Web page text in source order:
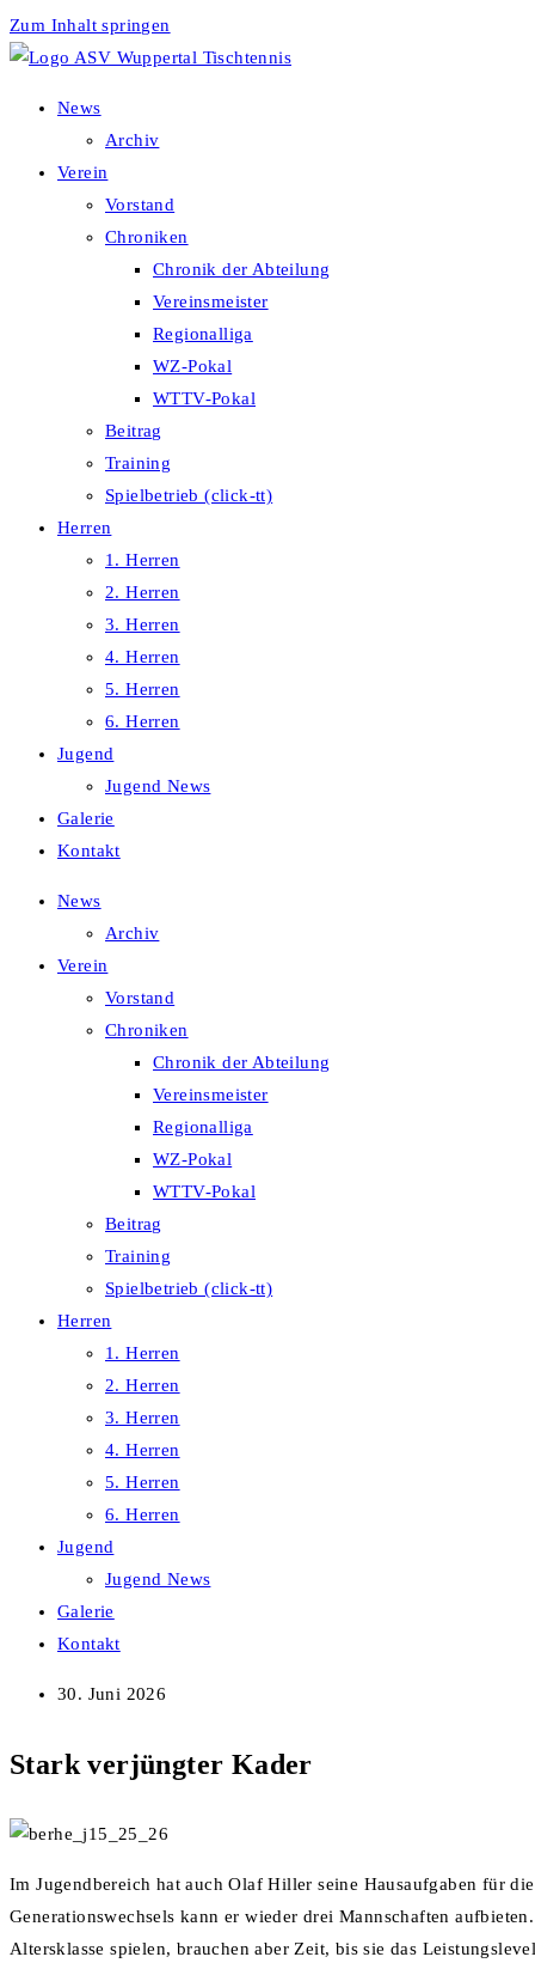
Zum Inhalt springen
News
Archiv
Verein
Vorstand
Chroniken
Chronik der Abteilung
Vereinsmeister
Regionalliga
WZ-Pokal
WTTV-Pokal
Beitrag
Training
Spielbetrieb (click-tt)
Herren
1. Herren
2. Herren
3. Herren
4. Herren
5. Herren
6. Herren
Jugend
Jugend News
Galerie
Kontakt
News
Archiv
Verein
Vorstand
Chroniken
Chronik der Abteilung
Vereinsmeister
Regionalliga
WZ-Pokal
WTTV-Pokal
Beitrag
Training
Spielbetrieb (click-tt)
Herren
1. Herren
2. Herren
3. Herren
4. Herren
5. Herren
6. Herren
Jugend
Jugend News
Galerie
Kontakt
30. Juni 2026
Stark verjüngter Kader
Im Jugendbereich hat auch Olaf Hiller seine Hausaufgaben für
Generationswechsels kann er wieder drei Mannschaften
Altersklasse spielen, brauchen aber Zeit, bis sie das